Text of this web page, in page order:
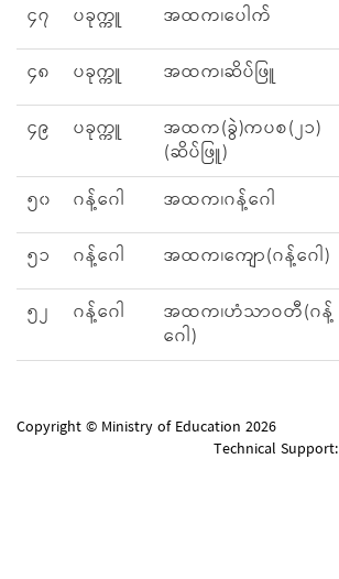
၄၇ ပခုက္ကူ အထက၊ပေါက်
၄၈ ပခုက္ကူ အထက၊ဆိပ်ဖြူ
၄၉ ပခုက္ကူ အထက(ခွဲ)ကပစ(၂၁)
(ဆိပ်ဖြူ)
၅၀ ဂန့်ဂေါ အထက၊ဂန့်ဂေါ
၅၁ ဂန့်ဂေါ အထက၊ကျော(ဂန့်ဂေါ)
၅၂ ဂန့်ဂေါ အထက၊ဟံသာဝတီ(ဂန့်
ဂေါ)
Copyright © Ministry of Education 2026
Technical